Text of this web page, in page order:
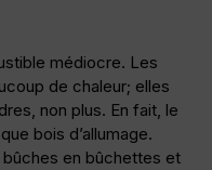
médiocre. Les
de chaleur; elles
non plus. En fait, le
bois d’allumage.
en bûchettes et